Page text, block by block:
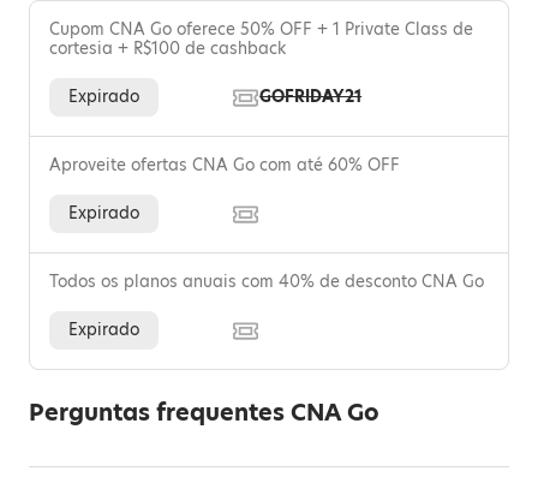
Cupom CNA Go oferece 50% OFF + 1 Private Class de
cortesia + R$100 de cashback
Expirado GOFRIDAY21
Aproveite ofertas CNA Go com até 60% OFF
Expirado
Todos os planos anuais com 40% de desconto CNA Go
Expirado
Perguntas frequentes CNA Go